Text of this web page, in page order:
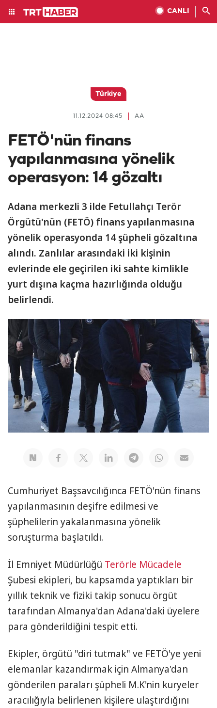
CANLI
Türkiye
AA
11.12.2024 08:45
FETÖ'nün finans
yapılanmasına yönelik
operasyon: 14 gözaltı
Adana merkezli 3 ilde Fetullahçı Terör
Örgütü'nün (FETÖ) finans yapılanmasına
yönelik operasyonda 14 şüpheli gözaltına
alındı. Zanlılar arasındaki iki kişinin
evlerinde ele geçirilen iki sahte kimlikle
yurt dışına kaçma hazırlığında olduğu
belirlendi.
Cumhuriyet Başsavcılığınca FETÖ'nün finans
yapılanmasının deşifre edilmesi ve
şüphelilerin yakalanmasına yönelik
soruşturma başlatıldı.
İl Emniyet Müdürlüğü Terörle Mücadele
Şubesi ekipleri, bu kapsamda yaptıkları bir
yıllık teknik ve fiziki takip sonucu örgüt
tarafından Almanya'dan Adana'daki üyelere
para gönderildiğini tespit etti.
Ekipler, örgütü "diri tutmak" ve FETÖ'ye yeni
elemanlar kazandırmak için Almanya'dan
gönderilen paraları şüpheli M.K'nin kuryeler
aracılığıyla belirlenen kişilere ulaştırdığını